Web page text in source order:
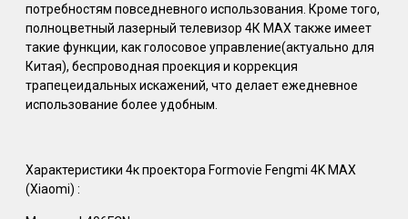
потребностям повседневного использования. Кроме того,
полноцветный лазерный телевизор 4К MAX также имеет
такие функции, как голосовое управление(актуально для
Китая), беспроводная проекция и коррекция
трапецеидальных искажений, что делает ежедневное
использование более удобным.
Характеристики 4к проектора Formovie Fengmi 4K MAX
(Xiaomi) :